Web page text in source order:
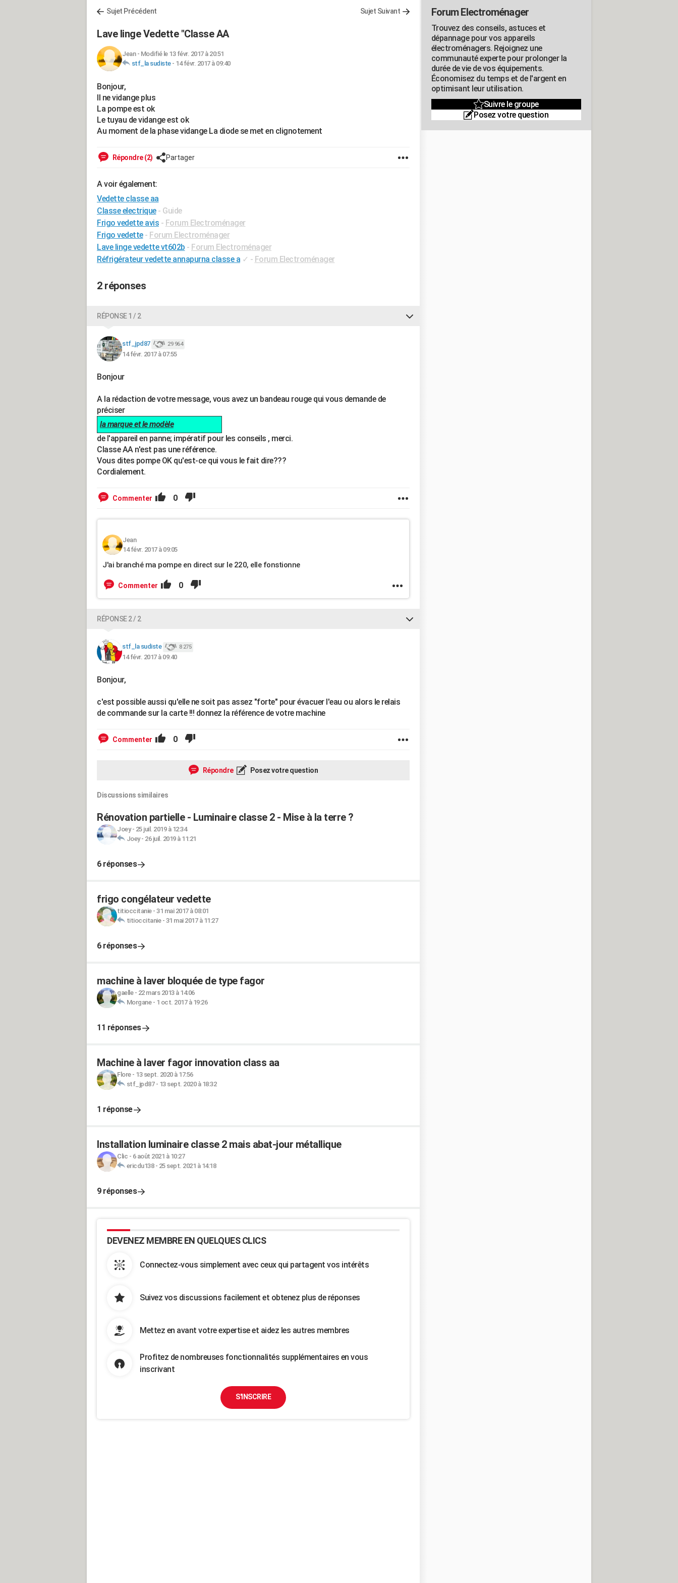
Sujet Précédent Sujet Suivant
Lave linge Vedette "Classe AA
Jean- Modifié le 13 févr. 2017 à 20:51
stf_la sudiste- 14 févr. 2017 à 09:40
Bonjour,
Il ne vidange plus
La pompe est ok
Le tuyau de vidange est ok
Au moment de la phase vidange La diode se met en clignotement
Répondre (2) Partager
A voir également:
Vedette classe aa
Classe electrique - Guide
Frigo vedette avis - Forum Electroménager
Frigo vedette - Forum Electroménager
Lave linge vedette vt602b - Forum Electroménager
Réfrigérateur vedette annapurna classe a ✓ - Forum Electroménager
2 réponses
RÉPONSE 1 / 2
stf_jpd87 29 964
14 févr. 2017 à 07:55
Bonjour
A la rédaction de votre message, vous avez un bandeau rouge qui vous demande de
préciser
la marque et le modèle
de l'appareil en panne; impératif pour les conseils , merci.
Classe AA n'est pas une référence.
Vous dites pompe OK qu'est-ce qui vous le fait dire???
Cordialement.
Commenter 0
Jean
14 févr. 2017 à 09:05
J'ai branché ma pompe en direct sur le 220, elle fonstionne
Commenter 0
RÉPONSE 2 / 2
stf_la sudiste 8 275
14 févr. 2017 à 09:40
Bonjour,
c'est possible aussi qu'elle ne soit pas assez "forte" pour évacuer l'eau ou alors le relais
de commande sur la carte !!! donnez la référence de votre machine
Commenter 0
Répondre Posez votre question
Discussions similaires
Rénovation partielle - Luminaire classe 2 - Mise à la terre ?
Joey- 25 juil. 2019 à 12:34
Joey- 26 juil. 2019 à 11:21
6 réponses
frigo congélateur vedette
titioccitanie- 31 mai 2017 à 08:01
titioccitanie- 31 mai 2017 à 11:27
6 réponses
machine à laver bloquée de type fagor
gaelle- 22 mars 2013 à 14:06
Morgane- 1 oct. 2017 à 19:26
11 réponses
Machine à laver fagor innovation class aa
Flore- 13 sept. 2020 à 17:56
stf_jpd87- 13 sept. 2020 à 18:32
1 réponse
Installation luminaire classe 2 mais abat-jour métallique
Clic - 6 août 2021 à 10:27
ericdu138- 25 sept. 2021 à 14:18
9 réponses
DEVENEZ MEMBRE EN QUELQUES CLICS
Connectez-vous simplement avec ceux qui partagent vos intérêts
Suivez vos discussions facilement et obtenez plus de réponses
Mettez en avant votre expertise et aidez les autres membres
Profitez de nombreuses fonctionnalités supplémentaires en vous
inscrivant
S'INSCRIRE
Forum Electroménager
Trouvez des conseils, astuces et
dépannage pour vos appareils
électroménagers. Rejoignez une
communauté experte pour prolonger la
durée de vie de vos équipements.
Économisez du temps et de l'argent en
optimisant leur utilisation.
Suivre le groupe
Posez votre question